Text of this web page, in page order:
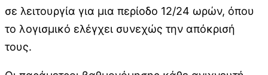
σε λειτουργία για μια περίοδο 12/24 ωρών, όπου
το λογισμικό ελέγχει συνεχώς την απόκρισή
τους.